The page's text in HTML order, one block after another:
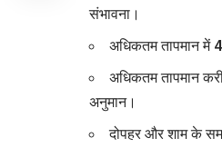
संभावना।
अधिकतम तापमान में
अधिकतम तापमान
अनुमान।
दोपहर और शाम के